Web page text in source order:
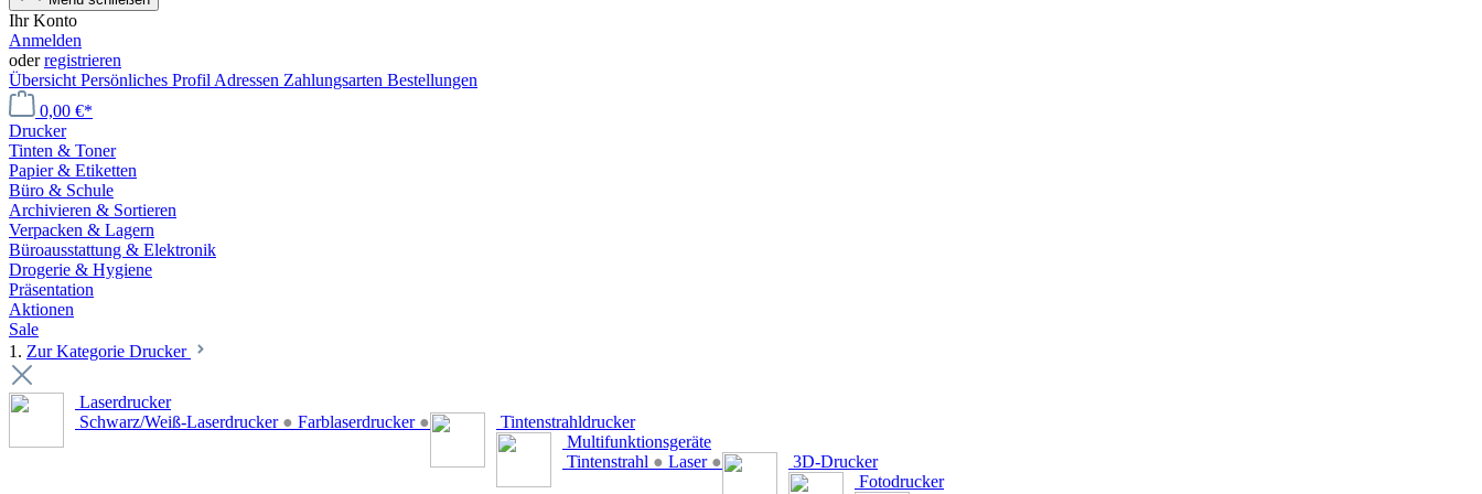
Ihr Konto
Anmelden
oderregistrieren
Übersicht Persönliches Profil Adressen Zahlungsarten Bestellungen
0,00 €*
Drucker
Tinten & Toner
Papier & Etiketten
Büro & Schule
Archivieren & Sortieren
Verpacken & Lagern
Büroausstattung & Elektronik
Drogerie & Hygiene
Präsentation
Aktionen
Sale
1. Zur Kategorie Drucker
Laserdrucker
Schwarz/Weiß-Laserdrucker ● Farblaserdrucker ●
Tintenstrahldrucker
Multifunktionsgeräte
Tintenstrahl ● Laser ●
3D-Drucker
Fotodrucker